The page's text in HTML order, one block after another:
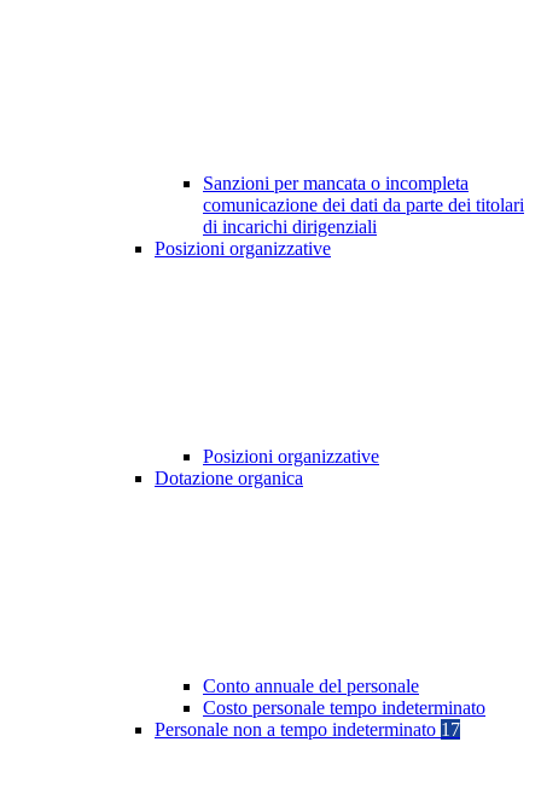
Sanzioni per mancata o incompleta
comunicazione dei dati da parte dei titolari
di incarichi dirigenziali
Posizioni organizzative
Posizioni organizzative
Dotazione organica
Conto annuale del personale
Costo personale tempo indeterminato
Personale non a tempo indeterminato 17